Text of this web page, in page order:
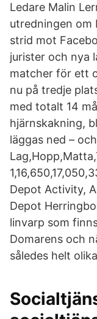
Ledare Malin
utredningen om
strid mot
jurister och nya
matcher för ett
nu på tredje
med totalt 14
hjärnskakning,
läggas ned –
Depot Activity,
Depot
linvarp som
Domarens och
således helt